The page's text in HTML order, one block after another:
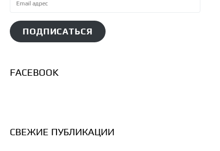
ПОДПИСАТЬСЯ
FACEBOOK
СВЕЖИЕ ПУБЛИКАЦИИ